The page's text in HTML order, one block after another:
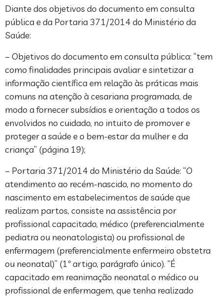
Diante dos objetivos do documento em consulta
pública e da Portaria 371/2014 do Ministério da
Saúde:
– Objetivos do documento em consulta pública: “tem
como finalidades principais avaliar e sintetizar a
informação científica em relação às práticas mais
comuns na atenção à cesariana programada, de
modo a fornecer subsídios e orientação a todos os
envolvidos no cuidado, no intuito de promover e
proteger a saúde e o bem-estar da mulher e da
criança” (página 19);
– Portaria 371/2014 do Ministério da Saúde: “O
atendimento ao recém-nascido, no momento do
nascimento em estabelecimentos de saúde que
realizam partos, consiste na assistência por
profissional capacitado, médico (preferencialmente
pediatra ou neonatologista) ou profissional de
enfermagem (preferencialmente enfermeiro obstetra
ou neonatal)” (1º artigo, parágrafo único). “É
capacitado em reanimação neonatal o médico ou
profissional de enfermagem, que tenha realizado